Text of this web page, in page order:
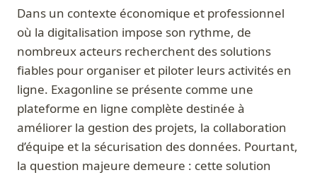
Dans un contexte économique et professionnel
où la digitalisation impose son rythme, de
nombreux acteurs recherchent des solutions
fiables pour organiser et piloter leurs activités en
ligne. Exagonline se présente comme une
plateforme en ligne complète destinée à
améliorer la gestion des projets, la collaboration
d’équipe et la sécurisation des données. Pourtant,
la question majeure demeure : cette solution